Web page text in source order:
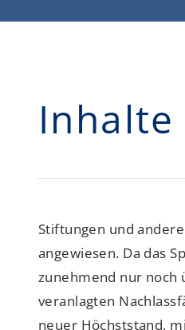
Inhalte
Stiftungen und
angewiesen. Da das
zunehmend nur noch
veranlagten
neuer Höchststand,